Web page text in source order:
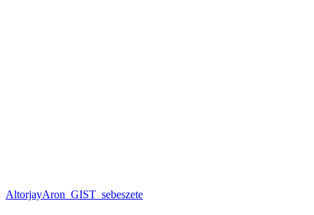
AltorjayAron_GIST_sebeszete